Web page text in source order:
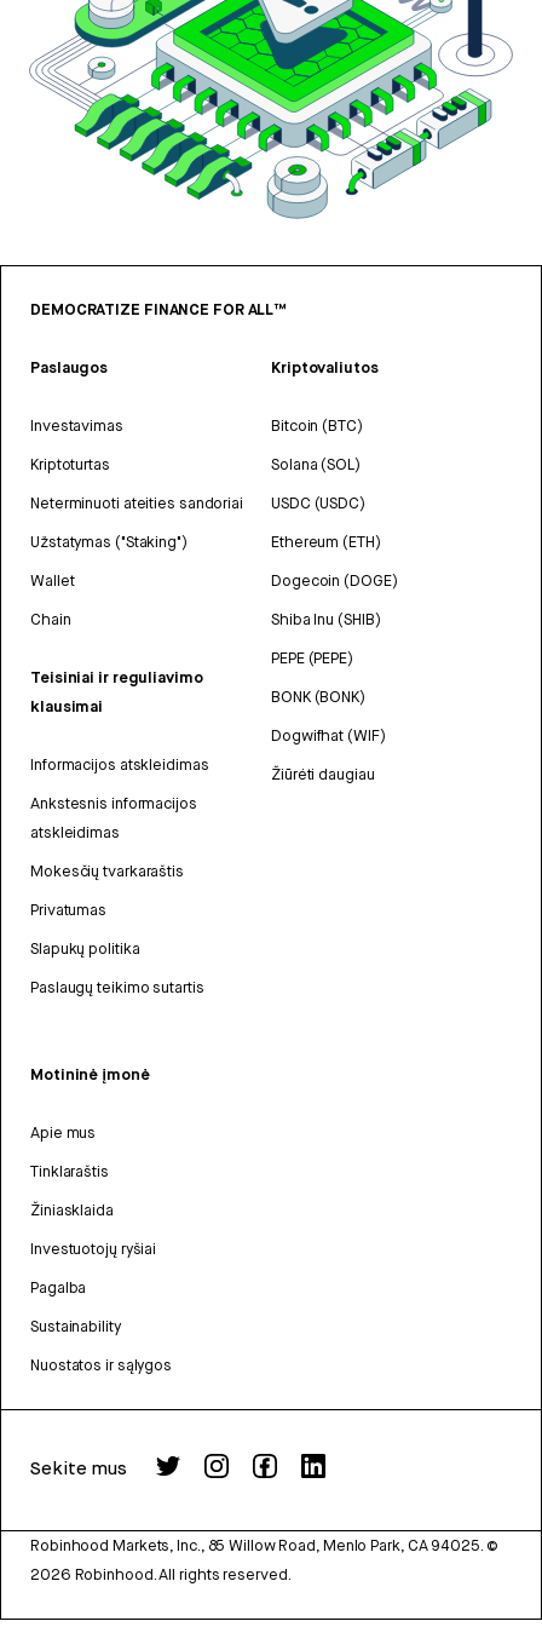
DEMOCRATIZE FINANCE FOR ALL™
Paslaugos
Investavimas
Kriptoturtas
Neterminuoti ateities sandoriai
Užstatymas ("Staking")
Wallet
Chain
Teisiniai ir reguliavimo
klausimai
Informacijos atskleidimas
Ankstesnis informacijos
atskleidimas
Mokesčių tvarkaraštis
Privatumas
Slapukų politika
Paslaugų teikimo sutartis
Kriptovaliutos
Bitcoin (BTC)
Solana (SOL)
USDC (USDC)
Ethereum (ETH)
Dogecoin (DOGE)
Shiba Inu (SHIB)
PEPE (PEPE)
BONK (BONK)
Dogwifhat (WIF)
Žiūrėti daugiau
Motininė įmonė
Apie mus
Tinklaraštis
Žiniasklaida
Investuotojų ryšiai
Pagalba
Sustainability
Nuostatos ir sąlygos
Sekite mus
Robinhood Markets, Inc., 85 Willow Road, Menlo Park, CA 94025. ©
2026 Robinhood. All rights reserved.